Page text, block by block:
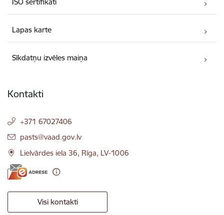
Lapas karte
Sīkdatņu izvēles maiņa
Kontakti
+371 67027406
E-pasts:
pasts@vaad.gov.lv
Lielvārdes iela 36, Rīga, LV-1006
Visi kontakti